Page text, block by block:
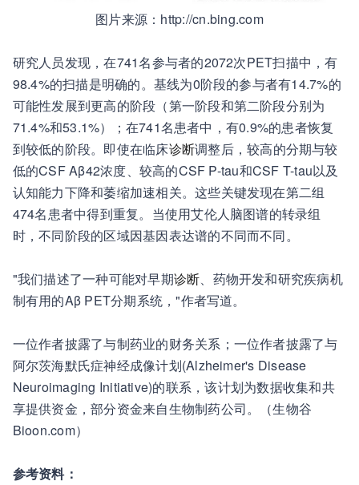
图片来源：http://cn.bing.com
研究人员发现，在741名参与者的2072次PET扫描中，有
98.4%的扫描是明确的。基线为0阶段的参与者有14.7%的
可能性发展到更高的阶段（第一阶段和第二阶段分别为
71.4%和53.1%）；在741名患者中，有0.9%的患者恢复
到较低的阶段。即使在临床诊断调整后，较高的分期与较
低的CSF Aβ42浓度、较高的CSF P-tau和CSF T-tau以及
认知能力下降和萎缩加速相关。这些关键发现在第二组
474名患者中得到重复。当使用艾伦人脑图谱的转录组
时，不同阶段的区域因基因表达谱的不同而不同。
"我们描述了一种可能对早期诊断、药物开发和研究疾病机
制有用的Aβ PET分期系统，"作者写道。
一位作者披露了与制药业的财务关系；一位作者披露了与
阿尔茨海默氏症神经成像计划(Alzheimer's Disease
Neuroimaging Initiative)的联系，该计划为数据收集和共
享提供资金，部分资金来自生物制药公司。（生物谷
Bioon.com）
参考资料：